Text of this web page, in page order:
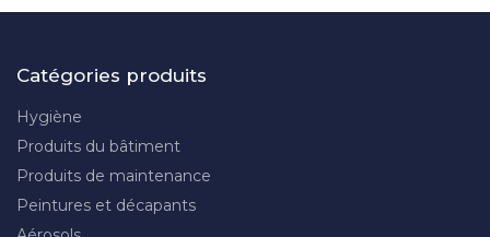
Catégories produits
Hygiène
Produits du bâtiment
Produits de maintenance
Peintures et décapants